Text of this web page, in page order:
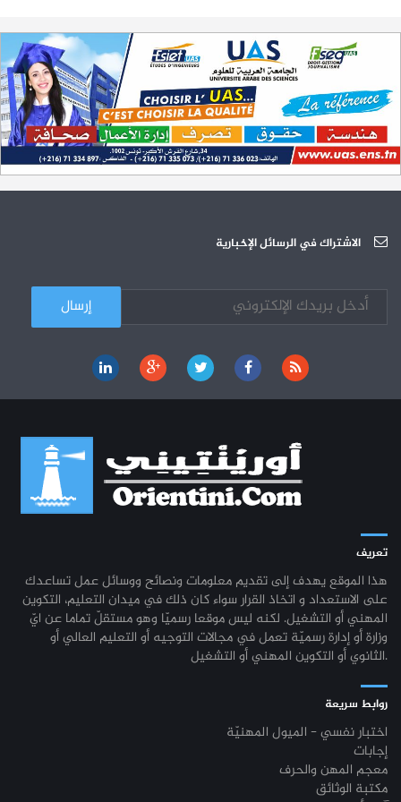
23-06
الترشح لمناظرة الالتحاق بالتكوين في مستوى مؤهل التقني السامي - دورة
سبتمبر 2023
31-12
L'Université Arabe des Sciences : Avis à tous les étudiant(e)s
12-05 200 منحة لطلبة الطب التونسيين في جامعة هارفارد ‏الأمريكية‏
26-10 الجامعة العربية للعلوم تونس (U.A.S) : عرض لآخر إصدارات دار اليمامة
03-10 الجامعة العربية للعلوم : دورة تكوينية
الاشتراك في الرسائل الإخبارية
تعريف
هذا الموقع يهدف إلى تقديم معلومات ونصائح ووسائل عمل تساعدك
على الاستعداد و اتخاذ القرار سواء كان ذلك في ميدان التعليم، التكوين
المهني أو التشغيل. لكنه ليس موقعا رسميّا وهو مستقلّ تماما عن ايّ
وزارة أو إدارة رسميّة تعمل في مجالات التوجيه أو التعليم العالي أو
الثانوي أو التكوين المهني أو التشغيل.
روابط سريعة
اختبار نفسي - الميول المهنيّة
إجابات
معجم المهن والحرف
مكتبة الوثائق